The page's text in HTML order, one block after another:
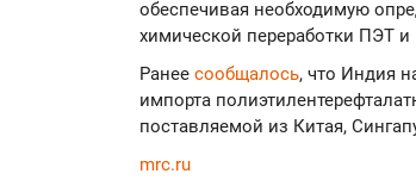
обеспечивая необходимую
химической переработки ПЭТ
Ранее сообщалось, что Индия
импорта
поставляемой из Китая,
mrc.ru